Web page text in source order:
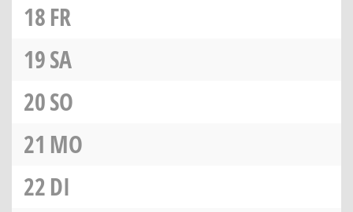
18FR
19SA
20SO
21 MO
22DI